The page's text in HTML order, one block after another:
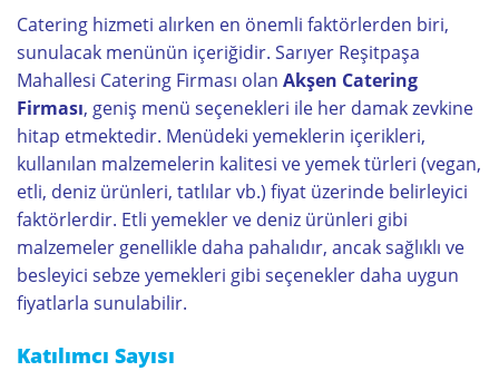
Catering hizmeti alırken en önemli faktörlerden biri,
sunulacak menünün içeriğidir. Sarıyer Reşitpaşa
Mahallesi Catering Firması olan Akşen Catering
Firması, geniş menü seçenekleri ile her damak zevkine
hitap etmektedir. Menüdeki yemeklerin içerikleri,
kullanılan malzemelerin kalitesi ve yemek türleri (vegan,
etli, deniz ürünleri, tatlılar vb.) fiyat üzerinde belirleyici
faktörlerdir. Etli yemekler ve deniz ürünleri gibi
malzemeler genellikle daha pahalıdır, ancak sağlıklı ve
besleyici sebze yemekleri gibi seçenekler daha uygun
fiyatlarla sunulabilir.
Katılımcı Sayısı